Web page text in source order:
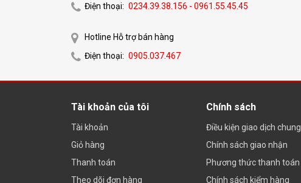
Điện thoại: 0234.39.38.156 - 0961.55.45.45
Hotline Hỗ trợ bán hàng
Điện thoại: 0905.037.467
Tài khoản của tôi
Tài khoản
Giỏ hàng
Thanh toán
Theo dõi đơn hàng
Chính sách
Điều kiện giao dịch chung
Chính sách giao nhận
Phương thức thanh toán
Chính sách kiểm hàng